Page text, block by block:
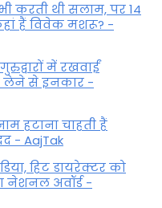
करती थी सलाम, पर 14
हैं विवेक मशरू? -
में रखवाईं
लेने से इनकार -
हटाना चाहती हैं
- AajTak
हिट डायरेक्टर को
नेशनल अवॉर्ड -